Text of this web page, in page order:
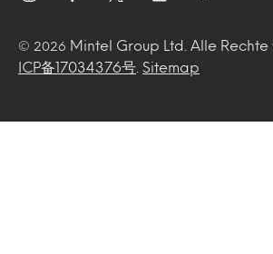
© 2026 Mintel Group Ltd. Alle
ICP备17034376号
Sitemap